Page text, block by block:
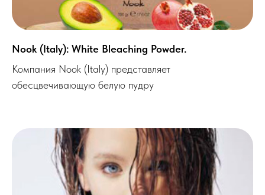
Nook (Italy): White Bleaching Powder.
Компания Nook (Italy) представляет
обесцвечивающую белую пудру